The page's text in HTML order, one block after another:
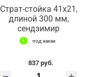
Страт-стойка 41х21,
длиной 300 мм,
сендзимир
под заказ
837 руб.